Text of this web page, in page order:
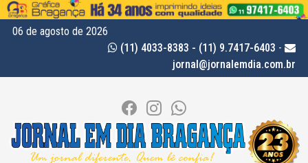
06 de agosto de 2026
(11) 4033-8383 - (11) 9.7417-6403 -
jornal@jornalemdia.com.br